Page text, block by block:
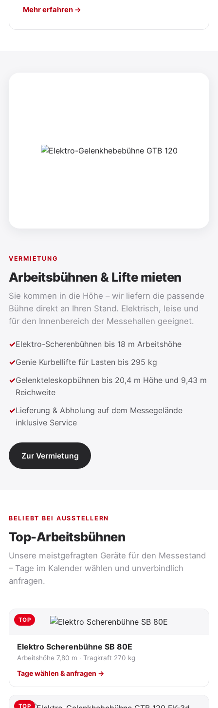
Mehr erfahren →
VERMIETUNG
Arbeitsbühnen & Lifte mieten
Sie kommen in die Höhe – wir liefern die passende
Bühne direkt an Ihren Stand. Elektrisch, leise und
für den Innenbereich der Messehallen geeignet.
Elektro-Scherenbühnen bis 18 m Arbeitshöhe
Genie Kurbellifte für Lasten bis 295 kg
Gelenkteleskopbühnen bis 20,4 m Höhe und 9,43 m
Reichweite
Lieferung & Abholung auf dem Messegelände
inklusive Service
Zur Vermietung
BELIEBT BEI AUSSTELLERN
Top-Arbeitsbühnen
Unsere meistgefragten Geräte für den Messestand
– Tage im Kalender wählen und unverbindlich
anfragen.
TOP
Elektro Scherenbühne SB 80E
Arbeitshöhe 7,80 m · Tragkraft 270 kg
Tage wählen & anfragen →
TOP